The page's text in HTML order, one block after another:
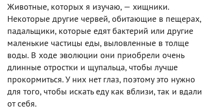
Животные, которых я изучаю, — хищники.
Некоторые другие червей, обитающие в пещерах,
падальщики, которые едят бактерий или другие
маленькие частицы еды, выловленные в толще
воды. В ходе эволюции они приобрели очень
длинные отростки и щупальца, чтобы лучше
прокормиться. У них нет глаз, поэтому это нужно
для того, чтобы искать еду как вблизи, так и вдали
от себя.